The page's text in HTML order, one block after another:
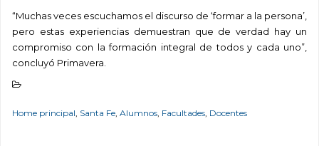
“Muchas veces escuchamos el discurso de ‘formar a la persona’,
pero estas experiencias demuestran que de verdad hay un
compromiso con la formación integral de todos y cada uno”,
concluyó Primavera.
Home principal Santa Fe Alumnos Facultades Docentes